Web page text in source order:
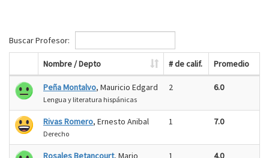
Buscar Profesor:
Nombre / Depto # de calif. Promedio
Peña Montalvo, Mauricio Edgard
Lengua y literatura hispánicas
2 6.0
Rivas Romero, Ernesto Anibal
Derecho
1 7.0
Rosales Betancourt, Mario 1 4.0